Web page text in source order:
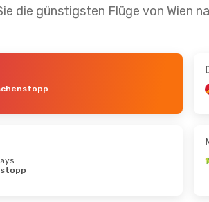
die günstigsten Flüge von Wien
- Mi.,
1